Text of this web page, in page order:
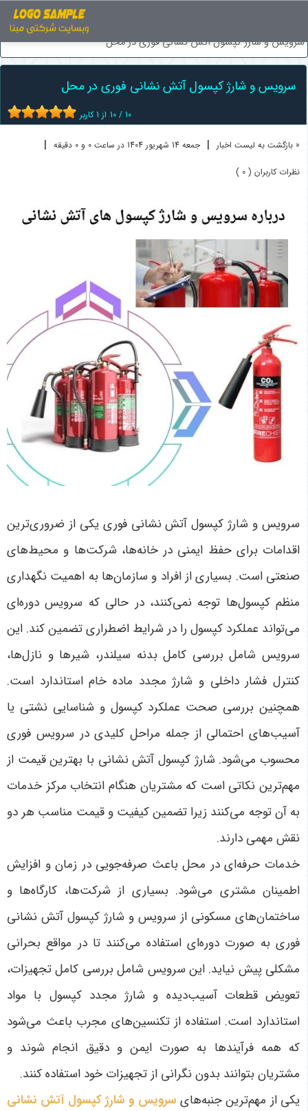
سرویس و شارژ کپسول آتش نشانی فوری در محل
سرویس و شارژ کپسول آتش نشانی فوری در محل
10 / 10 از 1کاربر
« بازگشت به لیست اخبار | جمعه 14 شهريور 1404 در ساعت 0 و 0 دقیقه |
نظرات کاربران ( 0 )
سرویس و شارژ کپسول آتش نشانی فوری یکی از ضروری‌ترین
اقدامات برای حفظ ایمنی در خانه‌ها، شرکت‌ها و محیط‌های
صنعتی است. بسیاری از افراد و سازمان‌ها به اهمیت نگهداری
منظم کپسول‌ها توجه نمی‌کنند، در حالی که سرویس دوره‌ای
می‌تواند عملکرد کپسول را در شرایط اضطراری تضمین کند. این
سرویس شامل بررسی کامل بدنه سیلندر، شیرها و نازل‌ها،
کنترل فشار داخلی و شارژ مجدد ماده خام استاندارد است.
همچنین بررسی صحت عملکرد کپسول و شناسایی نشتی یا
آسیب‌های احتمالی از جمله مراحل کلیدی در سرویس فوری
محسوب می‌شود. شارژ کپسول آتش نشانی با بهترین قیمت از
مهم‌ترین نکاتی است که مشتریان هنگام انتخاب مرکز خدمات
به آن توجه می‌کنند زیرا تضمین کیفیت و قیمت مناسب هر دو
نقش مهمی دارند.
خدمات حرفه‌ای در محل باعث صرفه‌جویی در زمان و افزایش
اطمینان مشتری می‌شود. بسیاری از شرکت‌ها، کارگاه‌ها و
ساختمان‌های مسکونی از سرویس و شارژ کپسول آتش نشانی
فوری به صورت دوره‌ای استفاده می‌کنند تا در مواقع بحرانی
مشکلی پیش نیاید. این سرویس شامل بررسی کامل تجهیزات،
تعویض قطعات آسیب‌دیده و شارژ مجدد کپسول با مواد
استاندارد است. استفاده از تکنسین‌های مجرب باعث می‌شود
که همه فرآیندها به صورت ایمن و دقیق انجام شوند و
مشتریان بتوانند بدون نگرانی از تجهیزات خود استفاده کنند.
یکی از مهم‌ترین جنبه‌های سرویس و شارژ کپسول آتش نشانی